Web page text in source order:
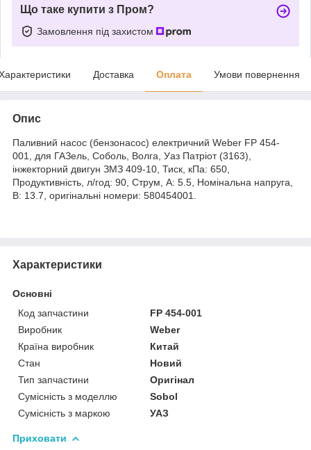
Що таке купити з Пром?
Замовлення під захистом
Доставка Оплата Умови повернення
Опис
Паливний насос (бензонасос) електричний Weber FP 454-
001, для ГАЗель, Соболь, Волга, Уаз Патріот (3163),
інжекторний двигун ЗМЗ 409-10, Тиск, кПа: 650,
Продуктивність, л/год: 90, Струм, A: 5.5, Номінальна напруга,
B: 13.7, оригінальні номери: 580454001.
Характеристики
Основні
Код запчастини
FP 454-001
Виробник
Weber
Країна виробник
Китай
Стан
Новий
Тип запчастини
Оригінал
Сумісність з моделлю
Sobol
Сумісність з маркою
УАЗ
Приховати